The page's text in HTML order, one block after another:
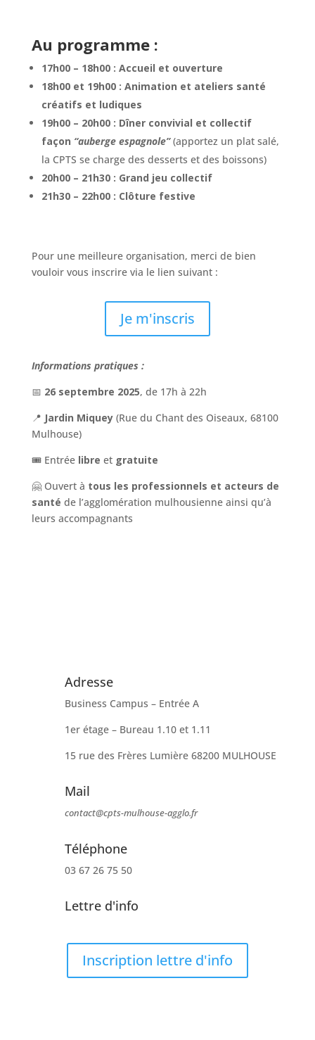
Au programme :
17h00 – 18h00 : Accueil et ouverture
18h00 et 19h00 : Animation et ateliers santé
créatifs et ludiques
19h00 – 20h00 : Dîner convivial et collectif
façon “auberge espagnole” (apportez un plat salé,
la CPTS se charge des desserts et des boissons)
20h00 – 21h30 : Grand jeu collectif
21h30 – 22h00 : Clôture festive
Pour une meilleure organisation, merci de bien
vouloir vous inscrire via le lien suivant :
Je m'inscris
Informations pratiques :
📅 26 septembre 2025, de 17h à 22h
📍 Jardin Miquey(Rue du Chant des Oiseaux, 68100
Mulhouse)
🎟️ Entrée libre et gratuite
🤗 Ouvert à tous les professionnels et acteurs de
santé de l’agglomération mulhousienne ainsi qu’à
leurs accompagnants
Adresse
Business Campus – Entrée A
1er étage – Bureau 1.10 et 1.11
15 rue des Frères Lumière 68200 MULHOUSE
Mail
contact@cpts-mulhouse-agglo.fr
Téléphone
03 67 26 75 50
Lettre d'info
Inscription lettre d'info